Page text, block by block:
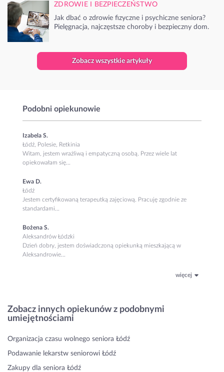
ZDROWIE I BEZPIECZEŃSTWO
Jak dbać o zdrowie fizyczne i psychiczne seniora?
Pielęgnacja, najczęstsze choroby i bezpieczny dom.
Zobacz wszystkie artykuły
Podobni opiekunowie
Izabela S.
Łódź, Polesie, Retkinia
Witam, jestem wrażliwą i empatyczną osobą. Przez wiele lat
opiekowałam się...
Ewa D.
Łódź
Jestem certyfikowaną terapeutką zajęciową. Pracuję zgodnie ze
standardami...
Bożena S.
Aleksandrów Łódzki
Dzień dobry, jestem doświadczoną opiekunką mieszkającą w
Aleksandrowie...
więcej
Zobacz innych opiekunów z podobnymi
umiejętnościami
Organizacja czasu wolnego seniora Łódź
Podawanie lekarstw seniorowi Łódź
Zakupy dla seniora Łódź